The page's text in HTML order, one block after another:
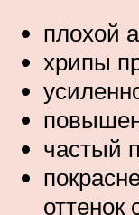
плохой
хрипы
частый
оттенок